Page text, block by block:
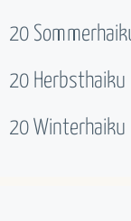
20
20 Herbsthaiku
20 Winterhaiku